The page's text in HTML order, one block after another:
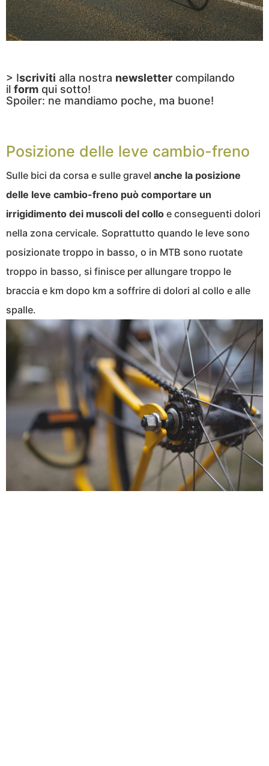
> Iscriviti alla nostra newsletter compilando
il form qui sotto!
Spoiler: ne mandiamo poche, ma buone!
Posizione delle leve cambio-freno
Sulle bici da corsa e sulle gravel anche la posizione
delle leve cambio-freno può comportare un
irrigidimento dei muscoli del collo e conseguenti dolori
nella zona cervicale. Soprattutto quando le leve sono
posizionate troppo in basso, o in MTB sono ruotate
troppo in basso, si finisce per allungare troppo le
braccia e km dopo km a soffrire di dolori al collo e alle
spalle.